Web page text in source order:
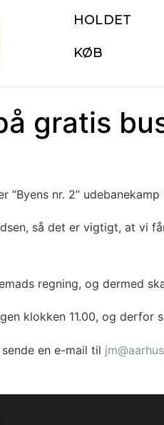
HOLDET
KØB
gratis
“Byens nr. 2”
så det er vigtigt, at vi
regning, og dermed
klokken 11.00, og derfor
en e-mail til